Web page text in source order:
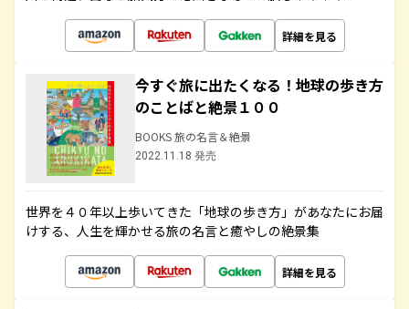
詳細を見る
今すぐ旅に出たくなる！地球の歩き方
のことばと絶景１００
BOOKS 旅の名言＆絶景
2022.11.18 発売
世界を４０年以上歩いてきた「地球の歩き方」があなたにお届
けする、人生を輝かせる旅の名言と癒やしの絶景集
詳細を見る